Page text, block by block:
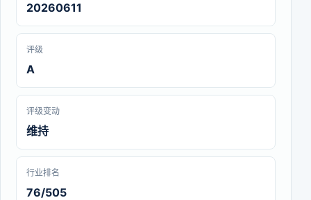
20260611
评级
A
评级变动
维持
行业排名
76/505